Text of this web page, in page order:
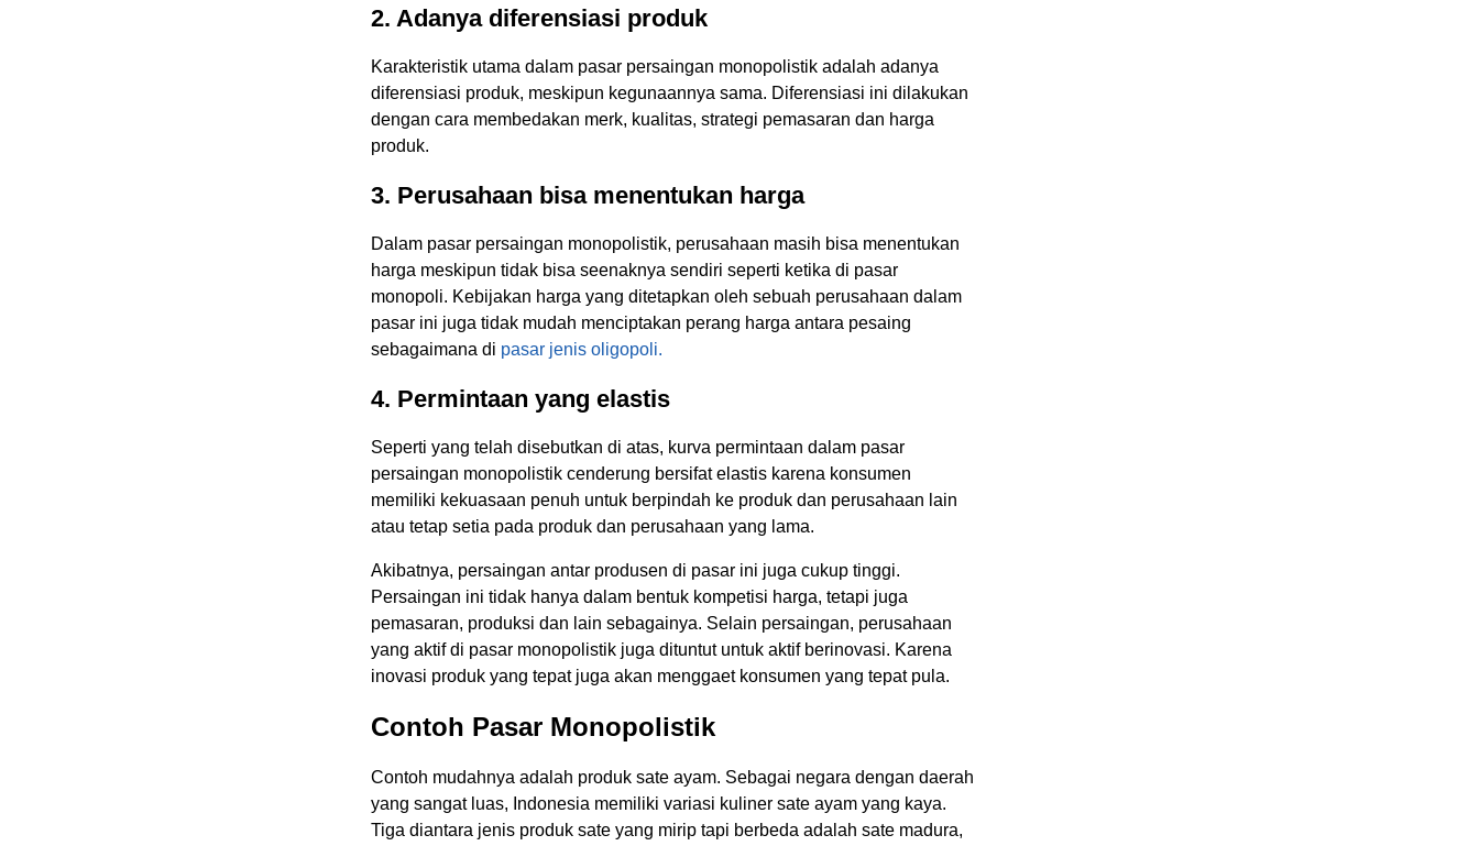
2. Adanya diferensiasi produk
Karakteristik utama dalam pasar persaingan monopolistik adalah adanya
diferensiasi produk, meskipun kegunaannya sama. Diferensiasi ini dilakukan
dengan cara membedakan merk, kualitas, strategi pemasaran dan harga
produk.
3. Perusahaan bisa menentukan harga
Dalam pasar persaingan monopolistik, perusahaan masih bisa menentukan
harga meskipun tidak bisa seenaknya sendiri seperti ketika di pasar
monopoli. Kebijakan harga yang ditetapkan oleh sebuah perusahaan dalam
pasar ini juga tidak mudah menciptakan perang harga antara pesaing
sebagaimana di pasar jenis oligopoli.
4. Permintaan yang elastis
Seperti yang telah disebutkan di atas, kurva permintaan dalam pasar
persaingan monopolistik cenderung bersifat elastis karena konsumen
memiliki kekuasaan penuh untuk berpindah ke produk dan perusahaan lain
atau tetap setia pada produk dan perusahaan yang lama.
Akibatnya, persaingan antar produsen di pasar ini juga cukup tinggi.
Persaingan ini tidak hanya dalam bentuk kompetisi harga, tetapi juga
pemasaran, produksi dan lain sebagainya. Selain persaingan, perusahaan
yang aktif di pasar monopolistik juga dituntut untuk aktif berinovasi. Karena
inovasi produk yang tepat juga akan menggaet konsumen yang tepat pula.
Contoh Pasar Monopolistik
Contoh mudahnya adalah produk sate ayam. Sebagai negara dengan daerah
yang sangat luas, Indonesia memiliki variasi kuliner sate ayam yang kaya.
Tiga diantara jenis produk sate yang mirip tapi berbeda adalah sate madura,